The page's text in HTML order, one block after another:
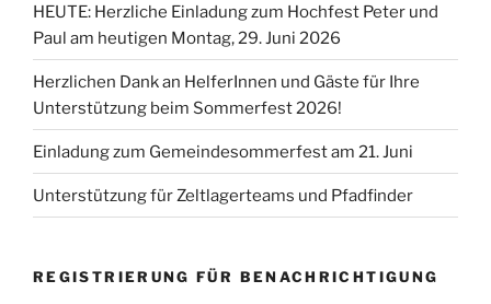
HEUTE: Herzliche Einladung zum Hochfest Peter und
Paul am heutigen Montag, 29. Juni 2026
Herzlichen Dank an HelferInnen und Gäste für Ihre
Unterstützung beim Sommerfest 2026!
Einladung zum Gemeindesommerfest am 21. Juni
Unterstützung für Zeltlagerteams und Pfadfinder
REGISTRIERUNG FÜR BENACHRICHTIGUNG